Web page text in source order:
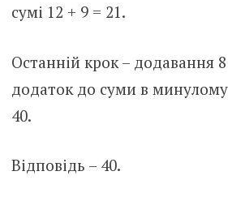
сумі 12 + 9 = 21.
Останній крок – додавання
додаток до суми в
40.
Відповідь – 40.